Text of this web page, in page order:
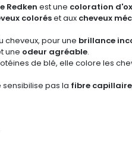
Redken est une coloration
coloréset aux cheveux
cheveux, pour une brillance
une odeur agréable.
de blé, elle colore les
sensibilise pas la fibre capillaire